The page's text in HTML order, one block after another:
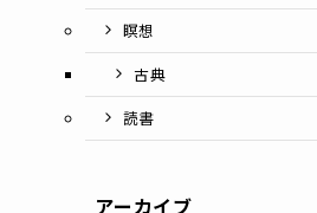
瞑想
古典
読書
アーカイブ